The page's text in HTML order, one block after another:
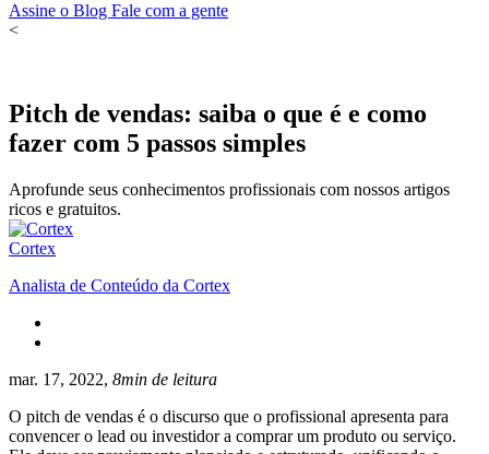
Assine o Blog Fale com a gente
<
Pitch de vendas: saiba o que é e como
fazer com 5 passos simples
Aprofunde seus conhecimentos profissionais com nossos artigos
ricos e gratuitos.
Cortex
Analista de Conteúdo da Cortex
mar. 17, 2022, 8min de leitura
O pitch de vendas é o discurso que o profissional apresenta para
convencer o lead ou investidor a comprar um produto ou serviço.